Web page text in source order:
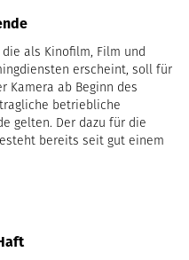
als Kinofilm, Film und
erscheint, soll für
Kamera ab Beginn des
betriebliche
gelten. Der dazu für die
bereits seit gut einem